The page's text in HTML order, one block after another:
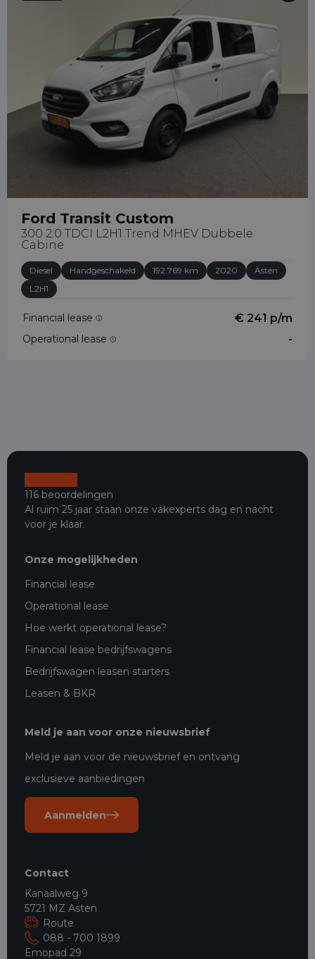
Ford Transit Custom
300 2.0 TDCI L2H1 Trend MHEV Dubbele
Cabine
Diesel Handgeschakeld 192.769 km 2020
Asten
L2H1
Financial lease € 241 p/m
Operational lease -
116 beoordelingen
Al ruim 25 jaar staan onze vakexperts dag en nacht
voor je klaar.
Onze mogelijkheden
Financial lease
Operational lease
Hoe werkt operational lease?
Financial lease bedrijfswagens
Bedrijfswagen leasen starters
Leasen & BKR
Meld je aan voor onze nieuwsbrief
Meld je aan voor de nieuwsbrief en ontvang
exclusieve aanbiedingen
Aanmelden
Contact
Kanaalweg 9
5721 MZ Asten
Route
088 - 700 1899
Emopad 29